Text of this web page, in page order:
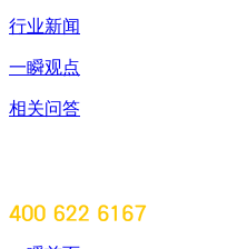
行业新闻
一瞬观点
相关问答